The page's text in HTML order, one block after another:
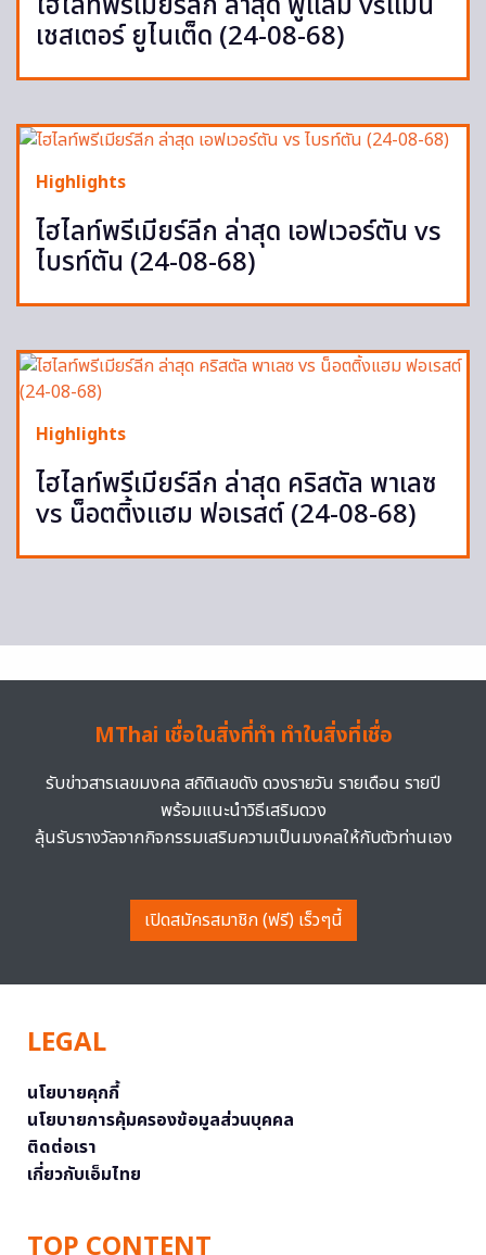
เชสเตอร์ ยูไนเต็ด (24-08-68)
Highlights
ไฮไลท์พรีเมียร์ลีก ล่าสุด เอฟเวอร์ตัน vs
ไบรท์ตัน (24-08-68)
Highlights
ไฮไลท์พรีเมียร์ลีก ล่าสุด คริสตัล พาเลซ
vs น็อตติ้งแฮม ฟอเรสต์ (24-08-68)
MThai เชื่อในสิ่งที่ทำ ทำในสิ่งที่เชื่อ
รับข่าวสารเลขมงคล สถิติเลขดัง ดวงรายวัน รายเดือน รายปี
พร้อมแนะนำวิธีเสริมดวง
ลุ้นรับรางวัลจากกิจกรรมเสริมความเป็นมงคลให้กับตัวท่านเอง
เปิดสมัครสมาชิก (ฟรี) เร็วๆนี้
LEGAL
นโยบายคุกกี้
นโยบายการคุ้มครองข้อมูลส่วนบุคคล
ติดต่อเรา
เกี่ยวกับเอ็มไทย